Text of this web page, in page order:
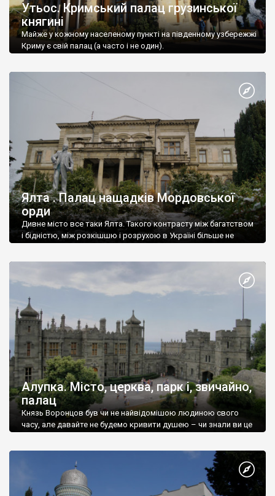
Утьос. Кримський палац грузинської
княгині
Майже у кожному населеному пункті на південному узбережжі
Криму є свій палац (а часто і не один).
Ялта . Палац нащадків Мордовської
орди
Дивне місто все таки Ялта. Такого контрасту між багатством
і бідністю, між розкішшю і розрухою в Україні більше не
Алупка. Місто, церква, парк і, звичайно,
палац
Князь Воронцов був чи не найвідомішою людиною свого
часу, але давайте не будемо кривити душею – чи знали ви це